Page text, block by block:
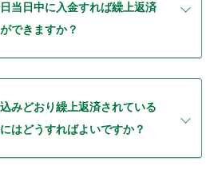
当日中に入金すれば繰上返済
ができますか？
みどおり繰上返済されている
はどうすればよいですか？